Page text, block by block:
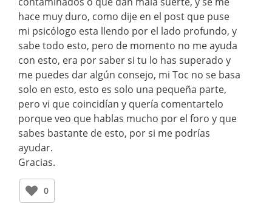
hace muy duro, como dije en el post que puse
mi psicólogo esta llendo por el lado profundo, y
sabe todo esto, pero de momento no me ayuda
con esto, era por saber si tu lo has superado y
me puedes dar algún consejo, mi Toc no se basa
solo en esto, esto es solo una pequeña parte,
pero vi que coincidían y quería comentartelo
porque veo que hablas mucho por el foro y que
sabes bastante de esto, por si me podrías
ayudar.
Gracias.
0